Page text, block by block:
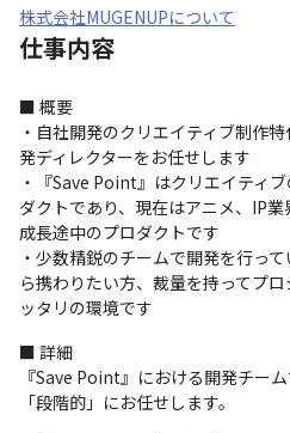
株式会社MUGENUPについて
仕事内容
■ 概要
・自社開発のクリエイティブ制作
発ディレクターをお任せします
・『Save Point』はクリエイティ
ダクトであり、現在はアニメ、IP
成長途中のプロダクトです
・少数精鋭のチームで開発を行っ
ら携わりたい方、裁量を持ってプ
ッタリの環境です
■ 詳細
『Save Point』における開発チー
「段階的」にお任せします。